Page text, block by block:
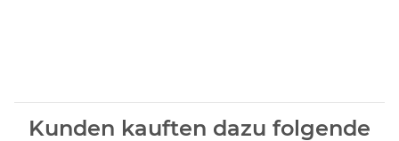
Kunden kauften dazu folgende